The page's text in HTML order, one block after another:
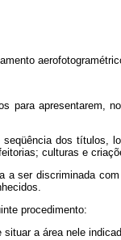
para
dos
culturas e
a ser discriminada
procedimento:
a área nele